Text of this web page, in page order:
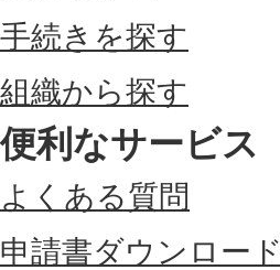
手続きを探す
組織から探す
便利なサービス
よくある質問
申請書ダウンロード